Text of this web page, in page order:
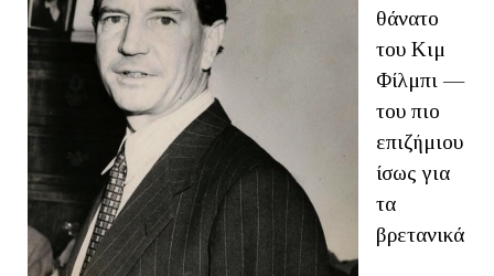
θάνατο
του Κιμ
Φίλμπι —
του πιο
επιζήμιου
ίσως για
τα
βρετανικά